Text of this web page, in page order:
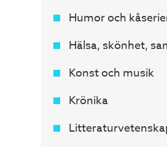
Humor och
Hälsa, skönhet,
Konst och musik
Krönika